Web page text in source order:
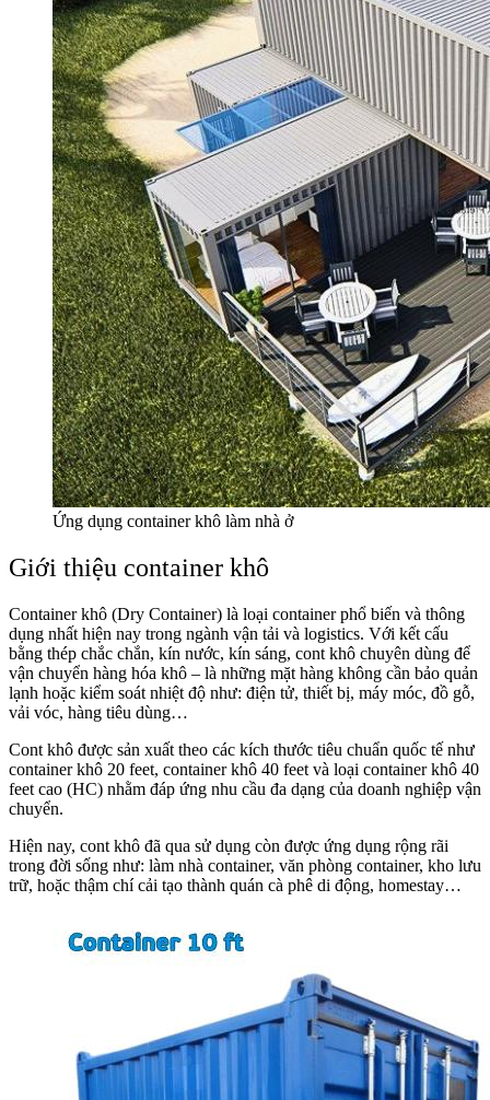
Ứng dụng container khô làm nhà ở
Giới thiệu container khô
Container khô (Dry Container) là loại container phổ biến và thông
dụng nhất hiện nay trong ngành vận tải và logistics. Với kết cấu
bằng thép chắc chắn, kín nước, kín sáng, cont khô chuyên dùng để
vận chuyển hàng hóa khô – là những mặt hàng không cần bảo quản
lạnh hoặc kiểm soát nhiệt độ như: điện tử, thiết bị, máy móc, đồ gỗ,
vải vóc, hàng tiêu dùng…
Cont khô được sản xuất theo các kích thước tiêu chuẩn quốc tế như
container khô 20 feet, container khô 40 feet và loại container khô 40
feet cao (HC) nhằm đáp ứng nhu cầu đa dạng của doanh nghiệp vận
chuyển.
Hiện nay, cont khô đã qua sử dụng còn được ứng dụng rộng rãi
trong đời sống như: làm nhà container, văn phòng container, kho lưu
trữ, hoặc thậm chí cải tạo thành quán cà phê di động, homestay…